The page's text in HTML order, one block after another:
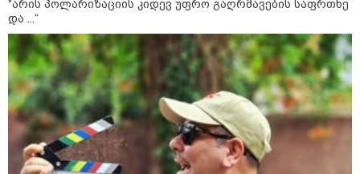
მილიარდიანი იმპერიები მოედნის
მიღმა - ვინ არიან ყველა დროის
ყველაზე მაღალანაზღაურებადი
სპორტსმენები
ანაკლიის პორტის საზღვაო
ინფრასტრუქტურის ძირითადი
პარამეტრები დაკორექტირდა - რა
წერია გზშ-ის ანგარიშში
"არის პოლარიზაციის კიდევ უფრო გაღრმავების საფრთხე
და ...“